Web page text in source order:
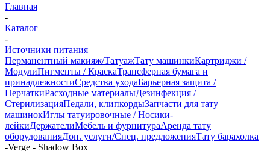
Главная
-
Каталог
-
Источники питания
Перманентный макияж/ТатуажТату машинкиКартриджи /
МодулиПигменты / КраскаТрансферная бумага и
принадлежностиСредства уходаБарьерная защита /
ПерчаткиРасходные материалыДезинфекция /
СтерилизацияПедали, клипкордыЗапчасти для тату
машинокИглы татуировочные / Носики-
лейкиДержателиМебель и фурнитураАренда тату
оборудованияДоп. услуги/Спец. предложенияТату барахолка
-Verge - Shadow Box